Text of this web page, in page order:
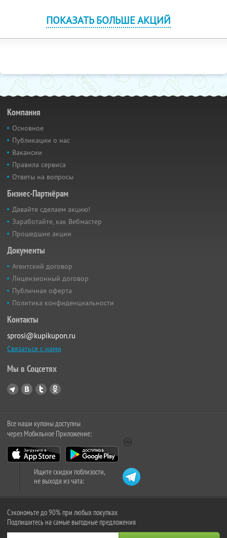
ПОКАЗАТЬ БОЛЬШЕ АКЦИЙ
Компания
Основное
Публикации о нас
Вакансии
Правила сервиса
Ответы на вопросы
Бизнес-Партнёрам
Давайте сделаем акцию!
Заработайте, как Вебмастер
Прошедшие акции
Документы
Агентский договор
Лицензионный договор
Публичная оферта
Политика конфиденциальности
Контакты
sprosi@kupikupon.ru
Связаться с нами
Мы в Соцсетях
Все наши купоны доступны
через Мобильное Приложение:
Ищите скидки поблизости,
не выходя из чата:
Сэкономьте до 90% при любых покупках
Подпишитесь на самые выгодные предложения